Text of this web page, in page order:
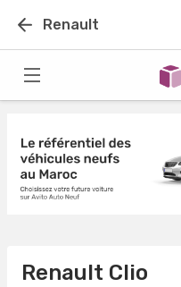
Renault
Renault Clio